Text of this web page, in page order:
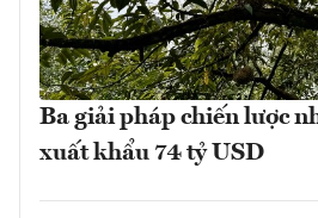
Ba giải pháp chiến lược
xuất khẩu 74 tỷ USD